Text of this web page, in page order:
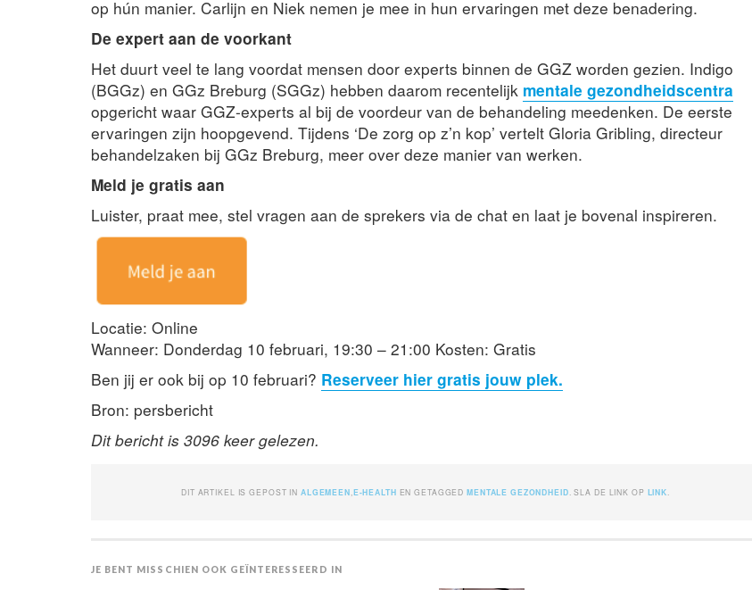
op hún manier. Carlijn en Niek nemen je mee in hun ervaringen met deze benadering.
De expert aan de voorkant
Het duurt veel te lang voordat mensen door experts binnen de GGZ worden gezien. Indigo
(BGGz) en GGz Breburg (SGGz) hebben daarom recentelijk mentale gezondheidscentra
opgericht waar GGZ-experts al bij de voordeur van de behandeling meedenken. De eerste
ervaringen zijn hoopgevend. Tijdens ‘De zorg op z’n kop’ vertelt Gloria Gribling, directeur
behandelzaken bij GGz Breburg, meer over deze manier van werken.
Meld je gratis aan
Luister, praat mee, stel vragen aan de sprekers via de chat en laat je bovenal inspireren.
Locatie: Online
Wanneer: Donderdag 10 februari, 19:30 – 21:00 Kosten: Gratis
Ben jij er ook bij op 10 februari? Reserveer hier gratis jouw plek.
Bron: persbericht
Dit bericht is 3096 keer gelezen.
DIT ARTIKEL IS GEPOST IN ALGEMEEN E-HEALTH EN GETAGGEDMENTALE GEZONDHEID . SLA DE LINK OP LINK
JE BENT MISSCHIEN OOK GEÏNTERESSEERD IN